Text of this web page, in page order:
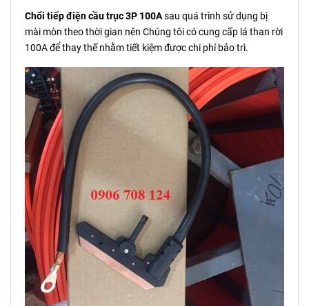
Chổi tiếp điện cầu trục 3P 100Asau quá trình sử dụng bị
mài mòn theo thời gian nên Chúng tôi có cung cấp lá than rời
100A để thay thế nhằm tiết kiệm được chi phí bảo trì.